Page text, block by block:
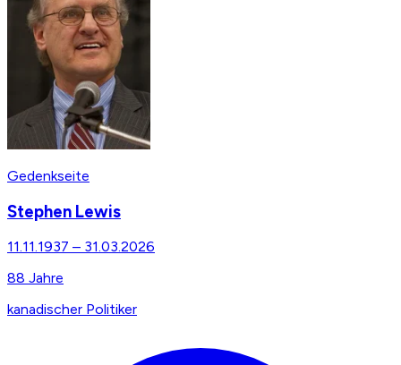
Gedenkseite
Stephen Lewis
11.11.1937 – 31.03.2026
88 Jahre
kanadischer Politiker